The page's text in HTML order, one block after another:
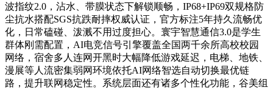
波指纹2.0，沾水、带膜状态下解锁顺畅，IP68+IP69双规格防
尘抗水搭配SGS抗跌耐摔权威认证，官方标注5年持久流畅优
化，日常磕碰、泼溅不用过度担心。寰宇智慧通信3.0是学生
群体刚需配置，AI电竞信号引擎覆盖全国两千余所高校校园
网络，宿舍多人连网开黑时大幅降低游戏延迟，电梯、地铁、
漫展等人流密集弱网环境依托AI网络智选自动切换最优链
路，提升联网稳定性。系统层面还有诸多个性化功能，谷美组